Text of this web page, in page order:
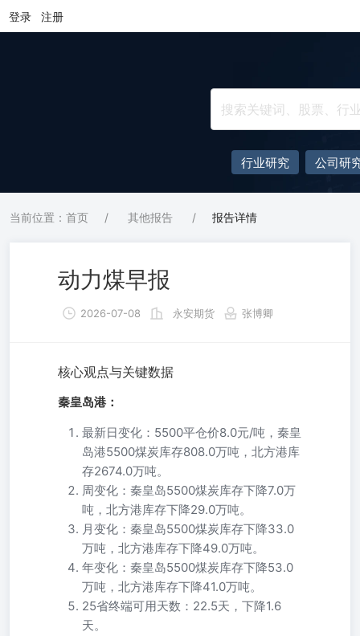
登录 注册
行业研究 公司研
当前位置：首页 / 其他报告 / 报告详情
动力煤早报
2026-07-08 永安期货 张博卿
核心观点与关键数据
秦皇岛港：
最新日变化：5500平仓价8.0元/吨，秦皇
岛港5500煤炭库存808.0万吨，北方港库
存2674.0万吨。
周变化：秦皇岛5500煤炭库存下降7.0万
吨，北方港库存下降29.0万吨。
月变化：秦皇岛5500煤炭库存下降33.0
万吨，北方港库存下降49.0万吨。
年变化：秦皇岛5500煤炭库存下降53.0
万吨，北方港库存下降41.0万吨。
25省终端可用天数：22.5天，下降1.6
天。